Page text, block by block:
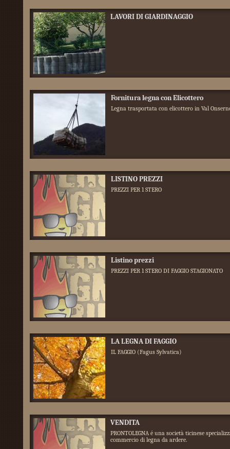
LAVORI DI GIARDINAGGIO
Fornitura legna con Elicottero
Legna trasportata con elicottero in Val
LISTINO PREZZI
PREZZI PER 1 STERO
Listino prezzi
PREZZI PER 1 STERO DI FAGGIO STAGIONATO
LA LEGNA DI FAGGIO
IL FAGGIO (Fagus Sylvatica)
VENDITA
PRONTOLEGNA é una società ticinese
commercio di legna da ardere.